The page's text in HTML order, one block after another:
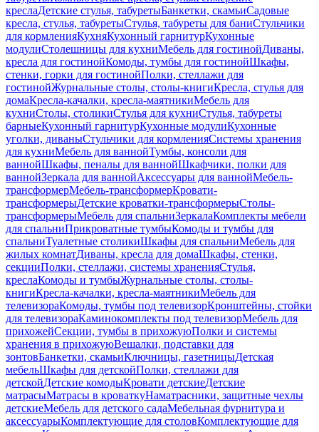
креслаДетские стулья, табуретыБанкетки, скамьиСадовые
кресла, стулья, табуретыСтулья, табуреты для баниСтульчики
для кормленияКухняКухонный гарнитурКухонные
модулиСтолешницы для кухниМебель для гостинойДиваны,
кресла для гостинойКомоды, тумбы для гостинойШкафы,
стенки, горки для гостинойПолки, стеллажи для
гостинойЖурнальные столы, столы-книгиКресла, стулья для
домаКресла-качалки, кресла-маятникиМебель для
кухниСтолы, столикиСтулья для кухниСтулья, табуреты
барныеКухонный гарнитурКухонные модулиКухонные
уголки, диваныСтульчики для кормленияСистемы хранения
для кухниМебель для ваннойТумбы, консоли для
ваннойШкафы, пеналы для ваннойШкафчики, полки для
ваннойЗеркала для ваннойАксессуары для ваннойМебель-
трансформерМебель-трансформерКровати-
трансформерыДетские кроватки-трансформерыСтолы-
трансформерыМебель для спальниЗеркалаКомплекты мебели
для спальниПрикроватные тумбыКомоды и тумбы для
спальниТуалетные столикиШкафы для спальниМебель для
жилых комнатДиваны, кресла для домаШкафы, стенки,
секцииПолки, стеллажи, системы храненияСтулья,
креслаКомоды и тумбыЖурнальные столы, столы-
книгиКресла-качалки, кресла-маятникиМебель для
телевизораКомоды, тумбы под телевизорКронштейны, стойки
для телевизораКаминокомплекты под телевизорМебель для
прихожейСекции, тумбы в прихожуюПолки и системы
хранения в прихожуюВешалки, подставки для
зонтовБанкетки, скамьиКлючницы, газетницыДетская
мебельШкафы для детскойПолки, стеллажи для
детскойДетские комодыКровати детскиеДетские
матрасыМатрасы в кроваткуНаматрасники, защитные чехлы
детскиеМебель для детского садаМебельная фурнитура и
аксессуарыКомплектующие для столовКомплектующие для